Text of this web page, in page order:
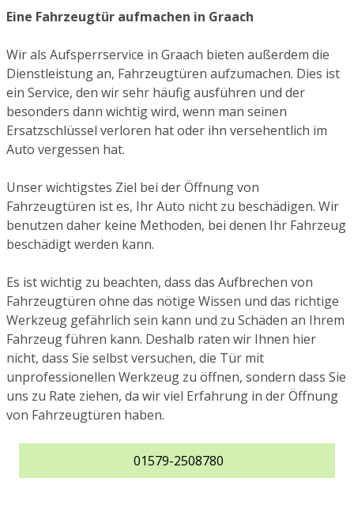
Eine Fahrzeugtür aufmachen in Graach
Wir als Aufsperrservice in Graach bieten außerdem die
Dienstleistung an, Fahrzeugtüren aufzumachen. Dies ist
ein Service, den wir sehr häufig ausführen und der
besonders dann wichtig wird, wenn man seinen
Ersatzschlüssel verloren hat oder ihn versehentlich im
Auto vergessen hat.
Unser wichtigstes Ziel bei der Öffnung von
Fahrzeugtüren ist es, Ihr Auto nicht zu beschädigen. Wir
benutzen daher keine Methoden, bei denen Ihr Fahrzeug
beschädigt werden kann.
Es ist wichtig zu beachten, dass das Aufbrechen von
Fahrzeugtüren ohne das nötige Wissen und das richtige
Werkzeug gefährlich sein kann und zu Schäden an Ihrem
Fahrzeug führen kann. Deshalb raten wir Ihnen hier
nicht, dass Sie selbst versuchen, die Tür mit
unprofessionellen Werkzeug zu öffnen, sondern dass Sie
uns zu Rate ziehen, da wir viel Erfahrung in der Öffnung
von Fahrzeugtüren haben.
01579-2508780